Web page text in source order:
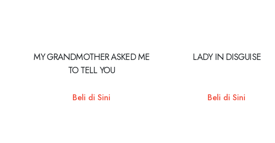
MY GRANDMOTHER ASKED ME
TO TELL YOU
Beli di Sini
LADY IN DISGUISE
Beli di Sini